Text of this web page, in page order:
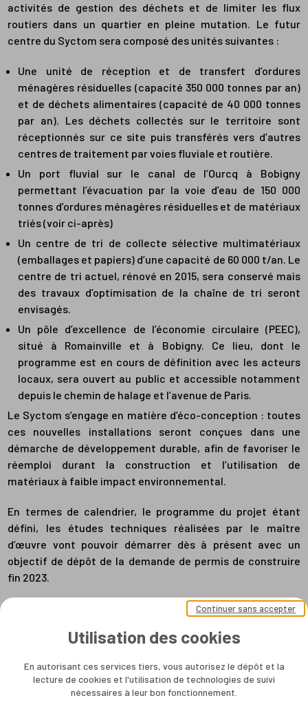
activités de gestion des déchets et de limiter les flux
routiers dans un quartier en pleine mutation. Le futur
centre du Syctom sera composé des unités suivantes :
Une unité de réception et de transfert d’ordures
ménagères résiduelles (capacité 350 000 tonnes par an)
et de déchets alimentaires (capacité de 40 000 tonnes
par an). Les déchets collectés sur le territoire sont
réceptionnés sur ce site puis transférés vers d’autres
centres de traitement par voies fluviale et routière.
Un port fluvial sur le canal de l’Ourcq à Bobigny
permettant l’évacuation par la voie d’eau de 150 000
tonnes d’ordures ménagères résiduelles et de matériaux
triés (voir ci-après)
Un centre de tri de collecte sélective multimatériaux
(emballages et papiers) d’une capacité de 60 000 t/an. Le
centre de tri actuel, rénové en 2015, sera conservé mais
des travaux d’optimisation de la chaîne de tri seront
envisagés.
Un pôle d’excellence de l’économie circulaire (PEEC),
situé à Romainville et à Bobigny. Ce lieu, dont le
programme est en cours de définition avec les acteurs
locaux, sera ouvert au public et accessible notamment
depuis le chemin de halage et l’avenue de Paris.
Le Syctom s’engage en matière d’éco-conception : toutes
ces nouvelles installations seront conçues dans une
démarche de développement durable, afin de favoriser le
réemploi durant la construction et l’utilisation de
matériaux à faible impact environnemental.
En termes de calendrier, le programme du projet étant
défini, les études techniques réalisées par le maître
d’œuvre vont pouvoir démarrer dès à présent avec un
objectif de dépôt de la demande de permis de construire
fin 2023.
Utilisation des cookies
En autorisant ces services tiers, vous autorisez le dépôt et la
lecture de cookies et l'utilisation de technologies de suivi
nécessaires à leur bon fonctionnement.
Continuer sans accepter